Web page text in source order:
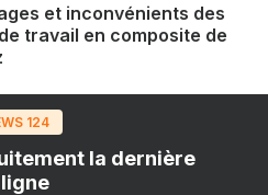
et inconvénients des
travail en composite de
124
la dernière